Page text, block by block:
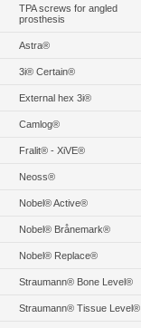
TPA screws for angled
prosthesis
Astra®
3i® Certain®
External hex 3i®
Camlog®
Fralit® - XiVE®
Neoss®
Nobel® Active®
Nobel® Brånemark®
Nobel® Replace®
Straumann® Bone Level®
Straumann® Tissue Level®